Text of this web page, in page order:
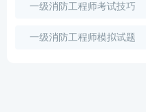
一级消防工程师考试技巧
一级消防工程师模拟试题